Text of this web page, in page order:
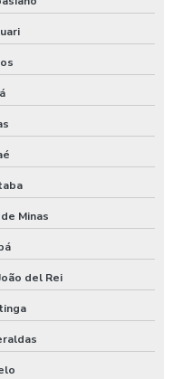
Minas
del Rei